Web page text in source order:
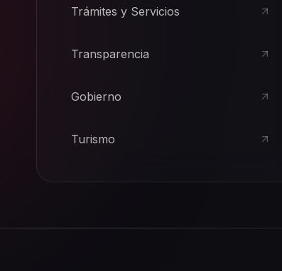
Trámites y Servicios
Transparencia
Gobierno
Turismo